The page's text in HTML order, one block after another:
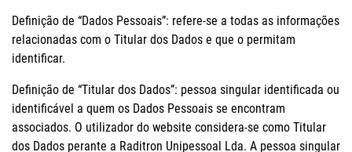
Definição de “Dados Pessoais”: refere-se a todas as informações
relacionadas com o Titular dos Dados e que o permitam
identificar.
Definição de “Titular dos Dados”: pessoa singular identificada ou
identificável a quem os Dados Pessoais se encontram
associados. O utilizador do website considera-se como Titular
dos Dados perante a Raditron Unipessoal Lda. A pessoa singular